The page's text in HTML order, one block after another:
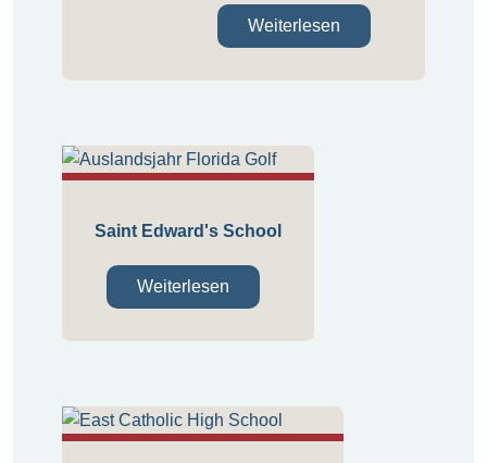
Weiterlesen
Saint Edward's School
Weiterlesen